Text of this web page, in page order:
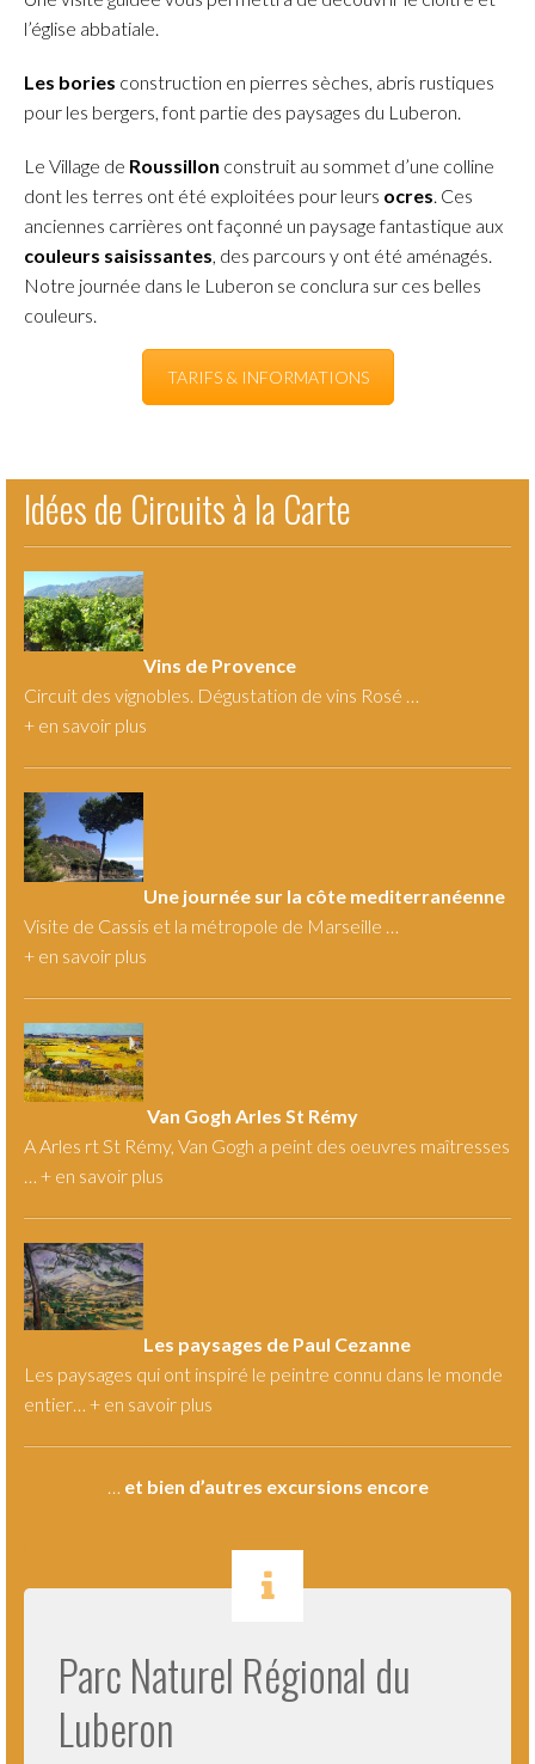
l’église abbatiale.
Les bories construction en pierres sèches, abris rustiques
pour les bergers, font partie des paysages du Luberon.
Le Village de Roussillon construit au sommet d’une colline
dont les terres ont été exploitées pour leurs ocres . Ces
anciennes carrières ont façonné un paysage fantastique aux
couleurs saisissantes , des parcours y ont été aménagés.
Notre journée dans le Luberon se conclura sur ces belles
couleurs.
TARIFS & INFORMATIONS
Idées de Circuits à la Carte
Vins de Provence
Circuit des vignobles. Dégustation de vins Rosé …
+ en savoir plus
Une journée sur la côte mediterranéenne
Visite de Cassis et la métropole de Marseille …
+ en savoir plus
Van Gogh Arles St Rémy
A Arles rt St Rémy, Van Gogh a peint des oeuvres maîtresses
… + en savoir plus
Les paysages de Paul Cezanne
Les paysages qui ont inspiré le peintre connu dans le monde
entier… + en savoir plus
… et bien d’autres excursions encore
Parc Naturel Régional du
Luberon